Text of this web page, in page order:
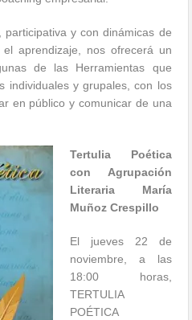
y con dinámicas de
aprendizaje, nos ofrecerá un
de las Herramientas que
individuales y grupales, con los
en público y comunicar de una
Tertulia Poética
con Agrupación
Literaria María
Muñoz Crespillo
El jueves 22 de
noviembre, a las
18:00 horas,
TERTULIA
POÉTICA